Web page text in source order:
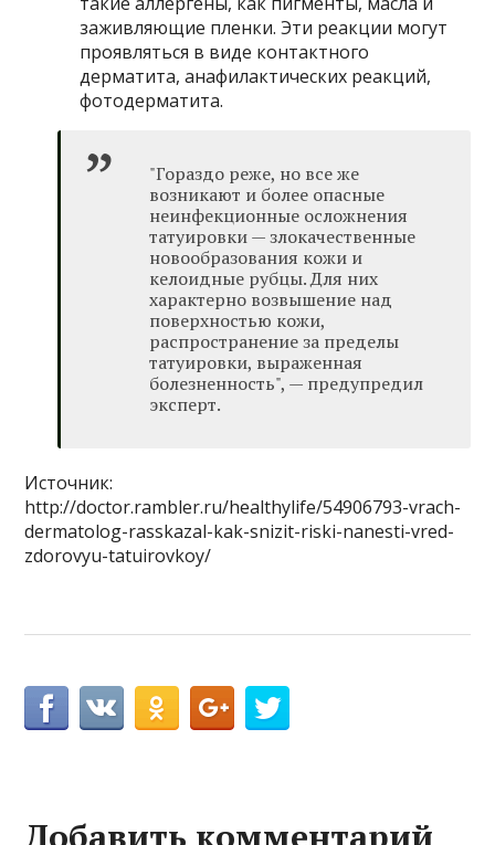
заживляющие пленки. Эти реакции могут
проявляться в виде контактного
дерматита, анафилактических реакций,
фотодерматита.
"Гораздо реже, но все же
возникают и более опасные
неинфекционные осложнения
татуировки — злокачественные
новообразования кожи и
келоидные рубцы. Для них
характерно возвышение над
поверхностью кожи,
распространение за пределы
татуировки, выраженная
болезненность", — предупредил
эксперт.
Источник:
http://doctor.rambler.ru/healthylife/54906793-vrach-
dermatolog-rasskazal-kak-snizit-riski-nanesti-vred-
zdorovyu-tatuirovkoy/